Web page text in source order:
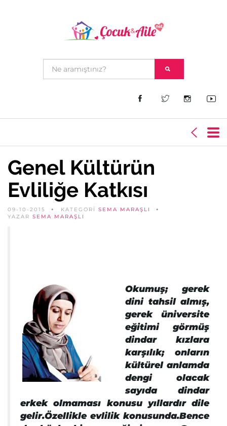
Genel Kültürün
Evliliğe Katkısı
09-10-2015 KATEGORİ SEMA MARAŞLI
YAZAR SEMA MARAŞLI
Okumuş; gerek
dini tahsil almış,
gerek üniversite
eğitimi görmüş
dindar kızlara
karşılık; onların
kültürel anlamda
dengi olacak
sayıda dindar
erkek olmaması konusu yıllardır dile
gelir.Özellikle evlilik konusunda.Bence